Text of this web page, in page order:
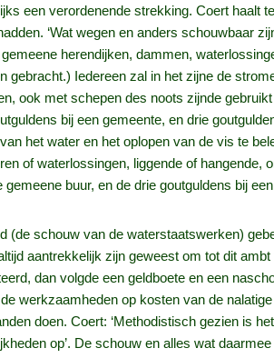
een verordenende strekking. Coert haalt
‘Wat wegen en anders schouwbaar
herendijken, dammen,
gebracht.) Iedereen zal in het zijne de
ook met schepen des noots zijnde
bij een gemeente, en drie
het water en het oplopen van de vis te
of waterlossingen, liggende of
buur, en de drie goutguldens bij
(de schouw van de waterstaatswerken)
aantrekkelijk zijn geweest om tot dit
dan volgde een geldboete en een
werkzaamheden op kosten van de
doen. Coert: ‘Methodistisch gezien is
op’. De schouw en alles wat